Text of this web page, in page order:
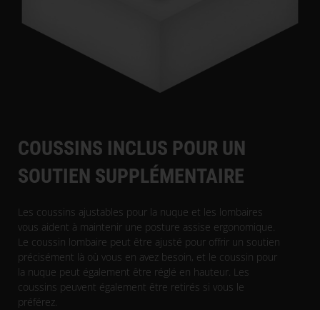
COUSSINS INCLUS POUR UN
SOUTIEN SUPPLÉMENTAIRE
Les coussins ajustables pour la nuque et les lombaires
vous aident à maintenir une posture assise ergonomique.
Le coussin lombaire peut être ajusté pour offrir un soutien
précisément là où vous en avez besoin, et le coussin pour
la nuque peut également être réglé en hauteur. Les
coussins peuvent également être retirés si vous le
préférez.